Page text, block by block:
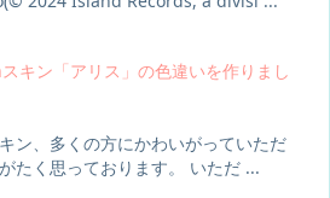
キン「アリス」の色違いを作りまし
ン、多くの方にかわいがっていただ
たく思っております。 いただ ...